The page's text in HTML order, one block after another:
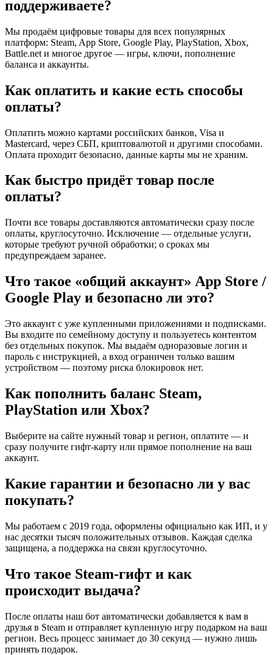
поддерживаете?
Мы продаём цифровые товары для всех популярных
платформ: Steam, App Store, Google Play, PlayStation, Xbox,
Battle.net и многое другое — игры, ключи, пополнение
баланса и аккаунты.
Как оплатить и какие есть способы
оплаты?
Оплатить можно картами российских банков, Visa и
Mastercard, через СБП, криптовалютой и другими способами.
Оплата проходит безопасно, данные карты мы не храним.
Как быстро придёт товар после
оплаты?
Почти все товары доставляются автоматически сразу после
оплаты, круглосуточно. Исключение — отдельные услуги,
которые требуют ручной обработки; о сроках мы
предупреждаем заранее.
Что такое «общий аккаунт» App Store /
Google Play и безопасно ли это?
Это аккаунт с уже купленными приложениями и подписками.
Вы входите по семейному доступу и пользуетесь контентом
без отдельных покупок. Мы выдаём одноразовые логин и
пароль с инструкцией, а вход ограничен только вашим
устройством — поэтому риска блокировок нет.
Как пополнить баланс Steam,
PlayStation или Xbox?
Выберите на сайте нужный товар и регион, оплатите — и
сразу получите гифт-карту или прямое пополнение на ваш
аккаунт.
Какие гарантии и безопасно ли у вас
покупать?
Мы работаем с 2019 года, оформлены официально как ИП, и у
нас десятки тысяч положительных отзывов. Каждая сделка
защищена, а поддержка на связи круглосуточно.
Что такое Steam-гифт и как
происходит выдача?
После оплаты наш бот автоматически добавляется к вам в
друзья в Steam и отправляет купленную игру подарком на ваш
регион. Весь процесс занимает до 30 секунд — нужно лишь
принять подарок.